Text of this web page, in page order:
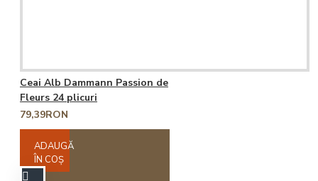
Ceai Alb Dammann Passion de
Fleurs 24 plicuri
79,39RON
ADAUGĂ
ÎN COŞ